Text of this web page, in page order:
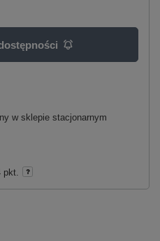
w sklepie stacjonarnym
pkt.